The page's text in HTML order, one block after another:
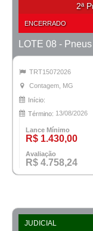
2ª
ENCERRADO
TRT15072026
Contagem, MG
Início:
Término: 13/08/2026
Lance Mínimo
R$ 1.430,00
Avaliação
R$ 4.758,24
JUDICIAL